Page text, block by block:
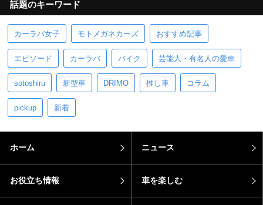
話題のキーワード
カーラバ女子 モトメガネカーズ おすすめ記事
エピソード カーラバ バイク 芸能人・有名人の愛車
sotoshiru 新型車 DRIMO 推し車 コラム
pickup 新着
ホーム ニュース
お役立ち情報 車を楽しむ